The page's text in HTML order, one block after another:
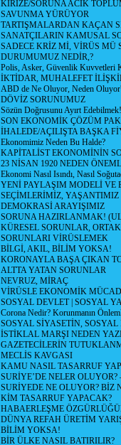
KİRİZE/SORUNA ACIK
SAVUNMA YÜRÜYOR
TARTIŞMALARDAN KAÇAN
SANATÇILARIN KAMUSAL
SADECE KRİZ Mİ, VİRÜS MÜ
DURUMUMUZ NEDİR,?
Polis, Asker, Güvenlik Kuvvetleri
İKTİDAR, MUHALEFET
ABD de Ne Oluyor, Neden
DÖVİZ SORUNUMUZ
Sözün Doğrusunu Ayırt Edebilmek!
SON EKONOMİK ÇÖZÜM
İHALEDE/AÇILIŞTA BAŞKA
Ekonomimiz Neden Bu Halde?
KAPİTALİST EKONOMİNİN
23 NİSAN 1920 NEDEN
Ekonomi Nasıl Isındı, Nasıl
YENİ PAYLAŞIM MODELİ VE
SEÇİMLERİMİZ, YAŞANTIMIZ
DEMOKRASİ ARAYIŞIMIZ
SORUNA HAZIRLANMAK!
KÜRESEL SORUNLAR,
SORUNLARI VİRÜSLEMEK
BİLGİ, AKIL, BİLİM YOKSA!
KORONAYLA BAŞA ÇIKAN
ALTTA YATAN SORUNLAR
NEVRUZ, MİRAÇ
VİRÜSLE EKONOMİK
SOSYAL DEVLET | SOSYAL
Corona Nedir? Korunmanın
SOSYAL SİYASETİN,
İSTİKLAL MARŞI NEDEN
GAZETECİLERİN
MECLİS KAVGASI
KAMU NASIL TASARRUF
SURİYE’DE NELER OLUYOR?
SURİYEDE NE OLUYOR? BİZ
KİM TASARRUF YAPACAK?
HABAERLEŞME
DÜNYA REFAH ÜRETİM
BİLİM YOKSA!
BİR ÜLKE NASIL BATIRILIR?